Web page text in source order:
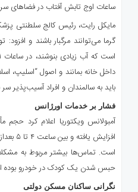
ساعات اوج تابش آفتاب در فضاهای
مایکل رایت، رئیس کالج سلطنتی
گرما می‌توانند مرگبار باشند و
داخل خانه بمانند و اصول “اسلیپ،
باید به سالمندان و افراد آسیب‌پذیر سر
فشار بر خدمات اورژانس
است. تماس‌ها بیشتر مربوط به
حبس شدن یک کودک در خودرو بوده
نگرانی ساکنان مسکن دولتی